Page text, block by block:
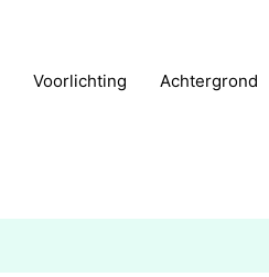
Voorlichting Achtergrond